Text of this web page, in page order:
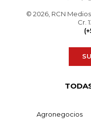
© 2026, RCN
Cr.
Agronegocios